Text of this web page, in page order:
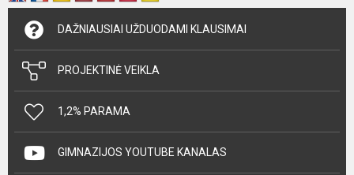
DAŽNIAUSIAI UŽDUODAMI KLAUSIMAI
PROJEKTINĖ VEIKLA
1,2% PARAMA
GIMNAZIJOS YOUTUBE KANALAS